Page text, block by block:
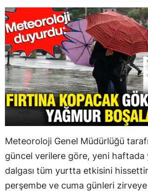
Meteoroloji Genel Müdürlüğü
güncel verilere göre, yeni haftada
dalgası tüm yurtta etkisini
perşembe ve cuma günleri zirveye